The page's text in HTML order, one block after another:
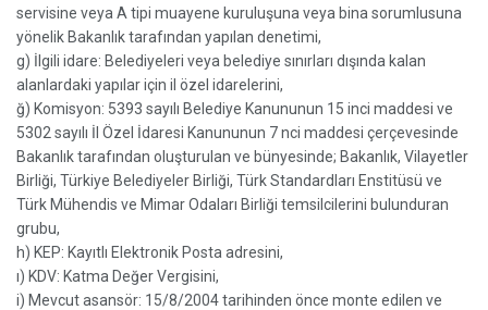
servisine veya A tipi muayene kuruluşuna veya bina sorumlusuna
yönelik Bakanlık tarafından yapılan denetimi,
g) İlgili idare: Belediyeleri veya belediye sınırları dışında kalan
alanlardaki yapılar için il özel idarelerini,
ğ) Komisyon: 5393 sayılı Belediye Kanununun 15 inci maddesi ve
5302 sayılı İl Özel İdaresi Kanununun 7 nci maddesi çerçevesinde
Bakanlık tarafından oluşturulan ve bünyesinde; Bakanlık, Vilayetler
Birliği, Türkiye Belediyeler Birliği, Türk Standardları Enstitüsü ve
Türk Mühendis ve Mimar Odaları Birliği temsilcilerini bulunduran
grubu,
h) KEP: Kayıtlı Elektronik Posta adresini,
ı) KDV: Katma Değer Vergisini,
i) Mevcut asansör: 15/8/2004 tarihinden önce monte edilen ve